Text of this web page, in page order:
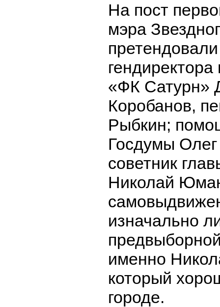
На пост
мэра
«ФК Сатурн»
Коробанов,
Рыбкин;
Госдумы
советник
Николай
изначально
именно
который
городе.